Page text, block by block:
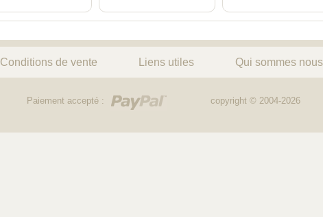
Conditions de vente Liens utiles Qui sommes
Paiement accepté : copyright © 2004-2026